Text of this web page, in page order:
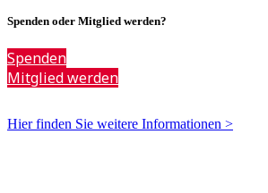
Spenden oder Mitglied werden?
Spenden
Mitglied werden
Hier finden Sie weitere Informationen >